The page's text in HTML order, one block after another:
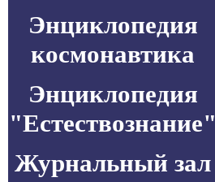
Энциклопедия
космонавтика
Энциклопедия
"Естествознание"
Журнальный зал